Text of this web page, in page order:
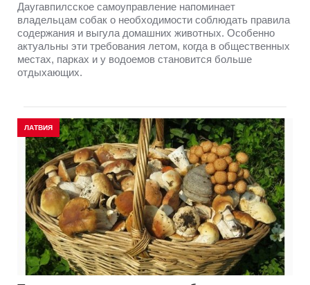
Даугавпилсское самоуправление напоминает
владельцам собак о необходимости соблюдать правила
содержания и выгула домашних животных. Особенно
актуальны эти требования летом, когда в общественных
местах, парках и у водоемов становится больше
отдыхающих.
ЛАТВИЯ